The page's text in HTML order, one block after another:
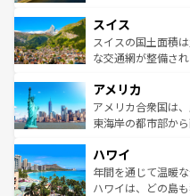
れる地方に足を運
きるだ
を参照してほしい。
は、お酒好きな人にはぜ
ドイツ情報はコン
リアごとに異なる
ティー、ビール好
戦など、本場だか
ンツ一覧を参照して
スイス
スイスの国土面積
な交通網が整備さ
の建物がそのまま
博物館もあり、ア
ことができる。国
ば市内交通費無料で観
着のスイス情報は
アメリカ
アメリカ合衆国は
東海岸の都市部か
のような巨大都市
ンメントが詰まっ
西部には大自然が
ハワイ
年間を通じて温暖
ハワイは、どの島